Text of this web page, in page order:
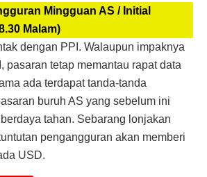
Mingguan AS / Initial
Malam)
dengan PPI. Walaupun impaknya
pasaran tetap memantau rapat data
ada terdapat tanda-tanda
buruh AS yang sebelum ini
tahan. Sebarang lonjakan
pengangguran akan memberi
USD.